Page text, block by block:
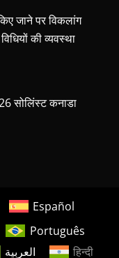
जाने पर विकलांग
की व्यवस्था
सोलिंस्ट कनाडा
Español
Português
العربية हिन्दी